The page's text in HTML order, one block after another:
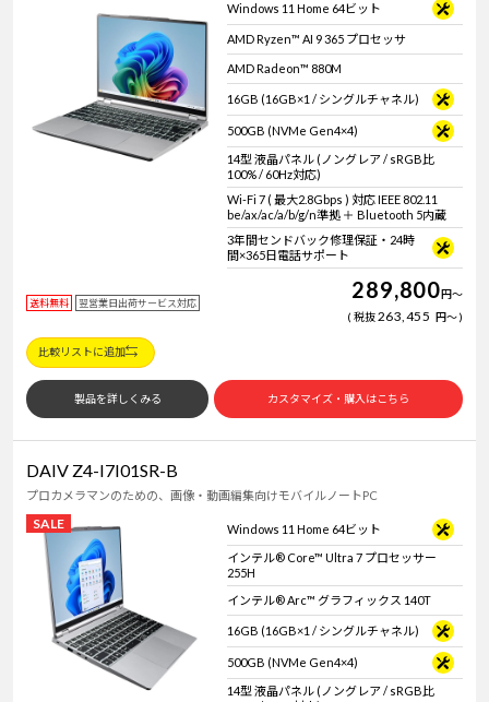
Windows 11 Home 64ビット
AMD Ryzen™ AI 9 365 プロセッサ
AMD Radeon™ 880M
16GB (16GB×1 / シングルチャネル)
500GB (NVMe Gen4×4)
14型 液晶パネル (ノングレア / sRGB比
100% / 60Hz対応)
Wi-Fi 7 ( 最大2.8Gbps ) 対応 IEEE 802.11
be/ax/ac/a/b/g/n準拠 ＋ Bluetooth 5内蔵
3年間センドバック修理保証・24時
間×365日電話サポート
送料無料 翌営業日出荷サービス対応 289,800円～
税抜263,455 円～
比較リストに追加
製品を詳しくみる カスタマイズ・購入はこちら
DAIV Z4-I7I01SR-B
プロカメラマンのための、画像・動画編集向けモバイルノートPC
SALE
Windows 11 Home 64ビット
インテル® Core™ Ultra 7 プロセッサー
255H
インテル® Arc™ グラフィックス 140T
16GB (16GB×1 / シングルチャネル)
500GB (NVMe Gen4×4)
14型 液晶パネル (ノングレア / sRGB比